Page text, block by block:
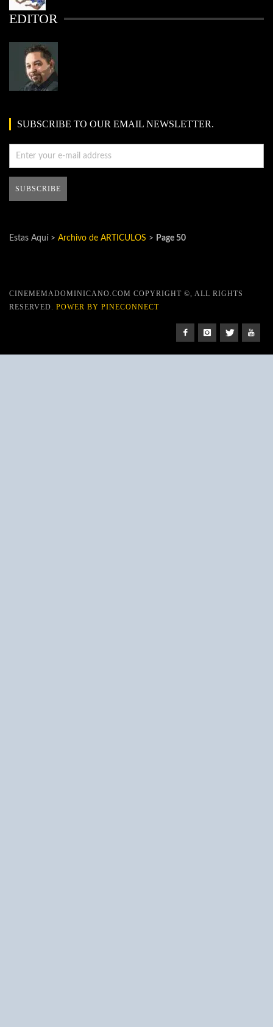
EDITOR
SUBSCRIBE TO OUR EMAIL NEWSLETTER.
Estas Aquí > Archivo de ARTICULOS > Page 50
CINEMEMADOMINICANO.COM COPYRIGHT ©, ALL RIGHTS
RESERVED. POWER BY PINECONNECT